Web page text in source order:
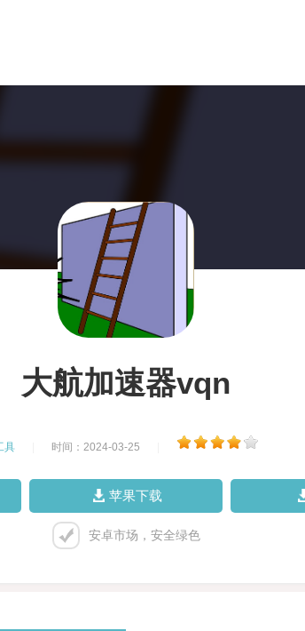
大航加速器vqn
具 时间：2024-03-25
苹果下载
安卓市场，安全绿色